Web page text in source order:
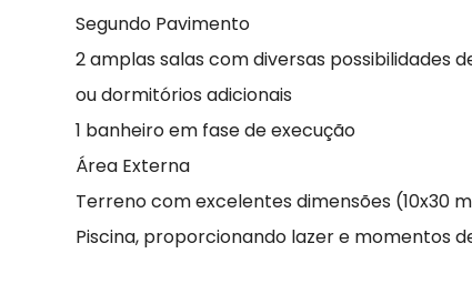
Segundo Pavimento
2 amplas salas com diversas possibilidades
ou dormitórios adicionais
1 banheiro em fase de execução
Área Externa
Terreno com excelentes dimensões (10x30
Piscina, proporcionando lazer e momentos